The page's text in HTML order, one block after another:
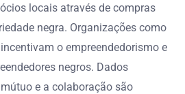
locais através de compras
negra. Organizações como
o empreendedorismo e
negros. Dados
e a colaboração são